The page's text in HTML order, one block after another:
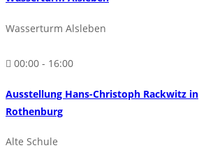
Wasserturm Alsleben
00:00 - 16:00
Ausstellung Hans-Christoph Rackwitz in
Rothenburg
Alte Schule